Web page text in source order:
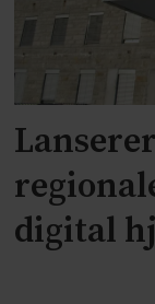
digital